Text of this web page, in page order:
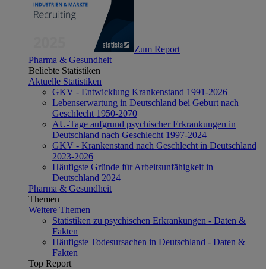
Zum Report
Pharma & Gesundheit
Beliebte Statistiken
Aktuelle Statistiken
GKV - Entwicklung Krankenstand 1991-2026
Lebenserwartung in Deutschland bei Geburt nach
Geschlecht 1950-2070
AU-Tage aufgrund psychischer Erkrankungen in
Deutschland nach Geschlecht 1997-2024
GKV - Krankenstand nach Geschlecht in Deutschland
2023-2026
Häufigste Gründe für Arbeitsunfähigkeit in
Deutschland 2024
Pharma & Gesundheit
Themen
Weitere Themen
Statistiken zu psychischen Erkrankungen - Daten &
Fakten
Häufigste Todesursachen in Deutschland - Daten &
Fakten
Top Report